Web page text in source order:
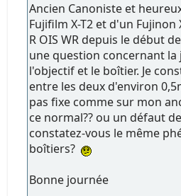
Ancien Canoniste et
Fujifilm X-T2 et d'un Fujinon
R OIS WR depuis le début
une question concernant
l'objectif et le boîtier. Je
entre les deux d'environ
pas fixe comme sur mon
ce normal?? ou un défaut
constatez-vous le même
boîtiers?
Bonne journée